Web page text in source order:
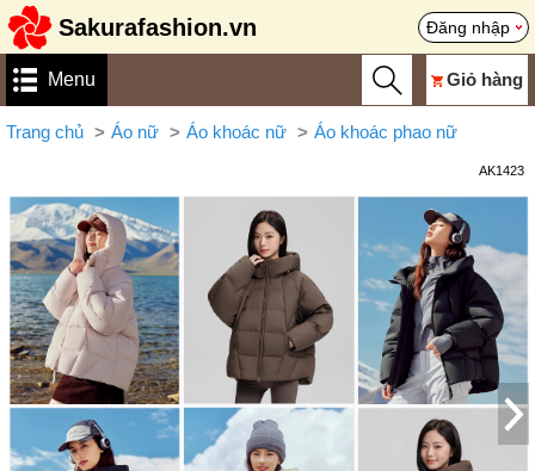
Sakurafashion.vn Đăng nhập
Menu Giỏ hàng
Trang chủ Áo nữ Áo khoác nữ Áo khoác phao nữ
AK1423